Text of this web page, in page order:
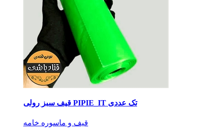
قیف سبز رولی PIPIE_IT تک عددی
قیف و ماسوره خامه